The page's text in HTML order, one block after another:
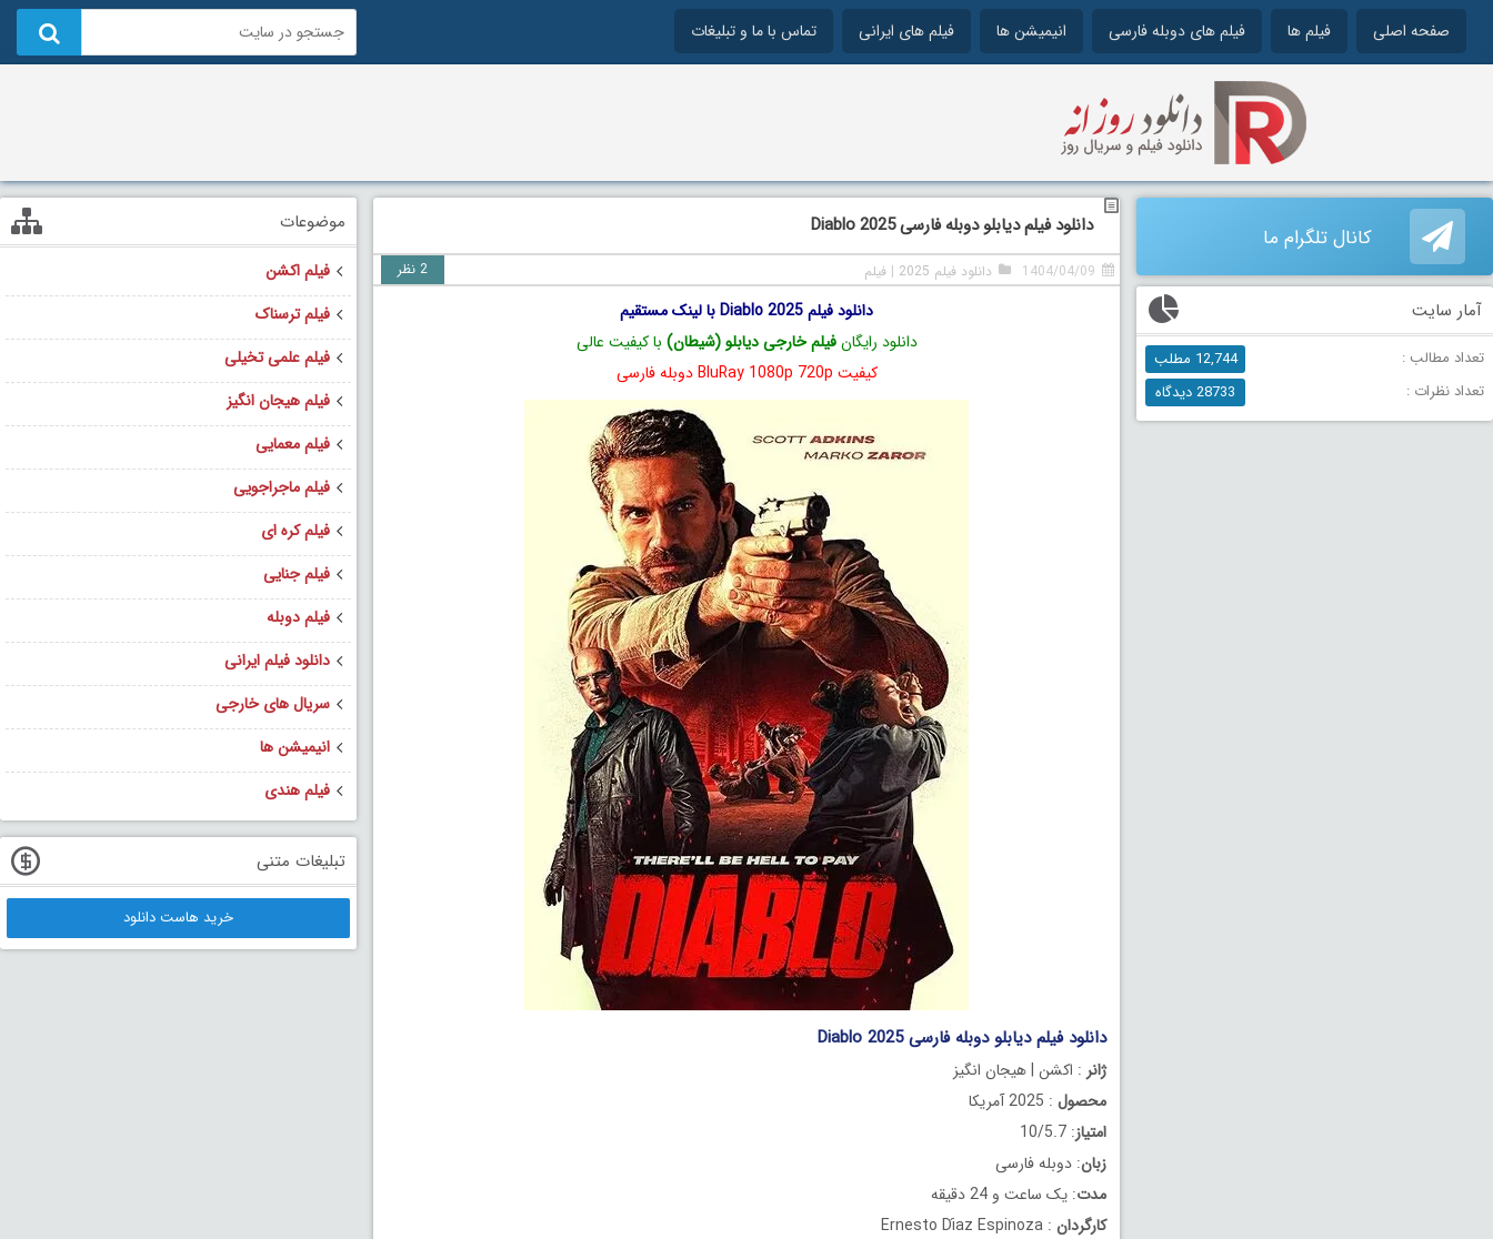
صفحه اصلی فیلم ها فیلم های دوبله فارسی انیمیشن ها فیلم های ایرانی تماس با ما و تبلیغات
دانلود فیلم دیابلو دوبله فارسی Diablo 2025
1404/04/09 دانلود فیلم 2025 | فیلم 2 نظر
دانلود فیلم Diablo 2025 با لینک مستقیم
دانلود رایگانفیلم خارجی دیابلو (شیطان) با کیفیت عالی
کیفیت BluRay 1080p 720p دوبله فارسی
دانلود فیلم دیابلو دوبله فارسی Diablo 2025
ژانر : اکشن | هیجان انگیز
محصول : 2025 آمریکا
امتیاز: 10/5.7
زبان: دوبله فارسی
مدت: یک ساعت و 24 دقیقه
کارگردان : Ernesto Díaz Espinoza
کانال تلگرام ما
آمار سایت
تعداد مطالب :
12,744 مطلب
تعداد نظرات :
28733 دیدگاه
موضوعات
فیلم اکشن
فیلم ترسناک
فیلم علمی تخیلی
فیلم هیجان انگیز
فیلم معمایی
فیلم ماجراجویی
فیلم کره ای
فیلم جنایی
فیلم دوبله
دانلود فیلم ایرانی
سریال های خارجی
انیمیشن ها
فیلم هندی
تبلیغات متنی
خرید هاست دانلود